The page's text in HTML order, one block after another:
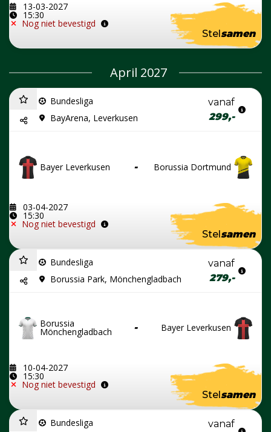
13-03-2027
15:30
Nog niet bevestigd
Stelsamen
April 2027
Bundesliga
BayArena, Leverkusen
vanaf
299,-
Bayer Leverkusen - Borussia Dortmund
03-04-2027
15:30
Nog niet bevestigd
Stelsamen
Bundesliga
Borussia Park, Mönchengladbach
vanaf
279,-
Borussia
Mönchengladbach - Bayer Leverkusen
10-04-2027
15:30
Nog niet bevestigd
Stelsamen
Bundesliga
vanaf